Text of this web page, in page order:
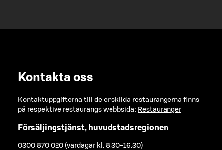
Kontakta oss
Kontaktuppgifterna till de enskilda restaurangerna finns
på respektive restaurangs webbsida: Restauranger
Försäljingstjänst, huvudstadsregionen
0300 870 020 (vardagar kl. 8.30-16.30)